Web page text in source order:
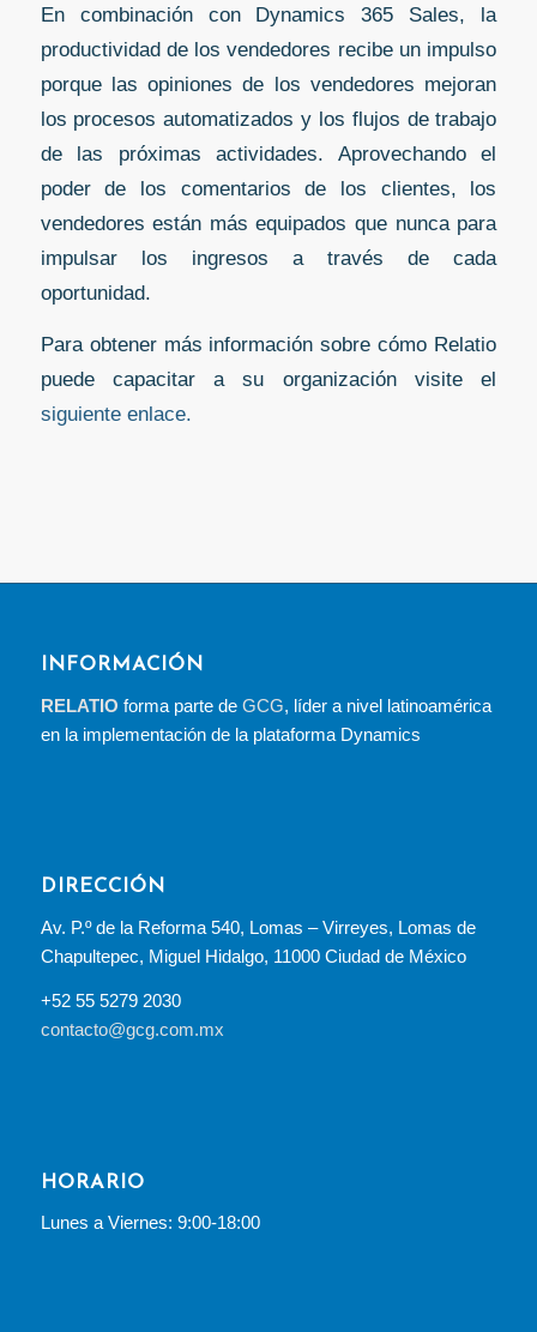
En combinación con Dynamics 365 Sales, la
productividad de los vendedores recibe un impulso
porque las opiniones de los vendedores mejoran
los procesos automatizados y los flujos de trabajo
de las próximas actividades. Aprovechando el
poder de los comentarios de los clientes, los
vendedores están más equipados que nunca para
impulsar los ingresos a través de cada
oportunidad.
Para obtener más información sobre cómo Relatio
puede capacitar a su organización visite el
siguiente enlace.
INFORMACIÓN
RELATIO forma parte de GCG, líder a nivel latinoamérica
en la implementación de la plataforma Dynamics
DIRECCIÓN
Av. P.º de la Reforma 540, Lomas – Virreyes, Lomas de
Chapultepec, Miguel Hidalgo, 11000 Ciudad de México
+52 55 5279 2030
contacto@gcg.com.mx
HORARIO
Lunes a Viernes: 9:00-18:00